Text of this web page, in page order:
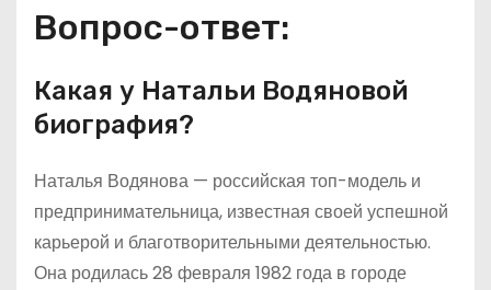
Вопрос-ответ:
Какая у Натальи Водяновой
биография?
Наталья Водянова — российская топ-модель и
предпринимательница, известная своей успешной
карьерой и благотворительными деятельностью.
Она родилась 28 февраля 1982 года в городе